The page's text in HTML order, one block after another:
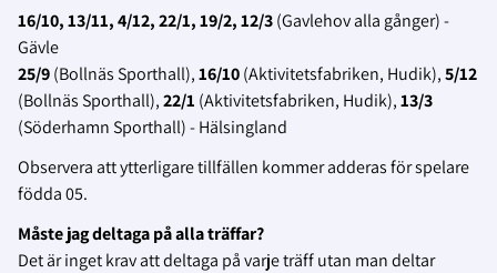
16/10, 13/11, 4/12, 22/1, 19/2, 12/3(Gavlehov alla gånger) -
Gävle
25/9(Bollnäs Sporthall),16/10(Aktivitetsfabriken, Hudik),5/12
(Bollnäs Sporthall),22/1 (Aktivitetsfabriken, Hudik),13/3
(Söderhamn Sporthall) - Hälsingland
Observera att ytterligare tillfällen kommer adderas för spelare
födda 05.
Måste jag deltaga på alla träffar?
Det är inget krav att deltaga på varje träff utan man deltar